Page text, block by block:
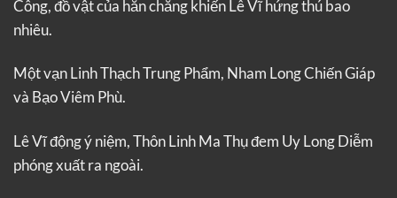
Công, đồ vật của hắn chẳng khiến Lê Vĩ hứng thú bao
nhiêu.
Một vạn Linh Thạch Trung Phẩm, Nham Long Chiến Giáp
và Bạo Viêm Phù.
Lê Vĩ động ý niệm, Thôn Linh Ma Thụ đem Uy Long Diễm
phóng xuất ra ngoài.